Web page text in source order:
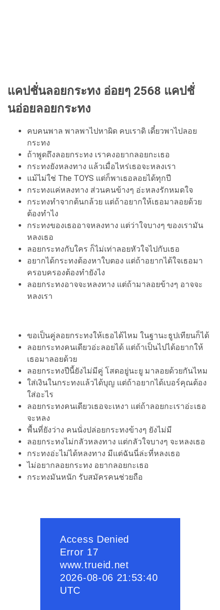
แคปชั่นลอยกระทง อ่อยๆ 2568 แคปชั่
นอ่อยลอยกระทง
คบคนพาล พาลพาไปหาผิด คบเราดิ เดี๋ยวพาไปลอย
กระทง
ถ้าพูดถึงลอยกระทง เราคงอยากลอยกะเธอ
กระทงยังหลงทาง แล้วเมื่อไหร่เธอจะหลงเรา
แม้ไม่ใช่ The TOYS แต่ก็พาเธอลอยได้ทุกปี
กระทงแค่หลงทาง ส่วนคนข้างๆ อ่ะหลงรักหมดใจ
กระทงทำจากต้นกล้วย แต่ถ้าอยากให้เธอมาลอยด้วย
ต้องทำไง
กระทงของเธออาจหลงทาง แต่ว่าใจบางๆ ของเรามัน
หลงเธอ
ลอยกระทงกับใคร ก็ไม่เท่าลอยหัวใจไปกับเธอ
อยากได้กระทงต้องหาใบตอง แต่ถ้าอยากได้ใจเธอมา
ครอบครองต้องทำยังไง
ลอยกระทงอาจจะหลงทาง แต่ถ้ามาลอยข้างๆ อาจจะ
หลงเรา
ขอเป็นคู่ลอยกระทงให้เธอได้ไหม ในฐานะธูปเทียนก็ได้
ลอยกระทงคนเดียวอ่ะลอยได้ แต่ถ้าเป็นไปได้อยากให้
เธอมาลอยด้วย
ลอยกระทงปีนี้ยังไม่มีคู่ โสดอยู่นะยู มาลอยด้วยกันไหม
ใส่เงินในกระทงแล้วได้บุญ แต่ถ้าอยากได้เบอร์คุณต้อง
ใส่อะไร
ลอยกระทงคนเดียวเธอจะเหงา แต่ถ้าลอยกะเราอ่ะเธอ
จะหลง
พื้นที่ยังว่าง คนนั่งปล่อยกระทงข้างๆ ยังไม่มี
ลอยกระทงไม่กลัวหลงทาง แต่กลัวใจบางๆ จะหลงเธอ
กระทงอ่ะไม่ได้หลงทาง มีแต่ฉันนี่ล่ะที่หลงเธอ
ไม่อยากลอยกระทง อยากลอยกะเธอ
กระทงมันหนัก รับสมัครคนช่วยถือ